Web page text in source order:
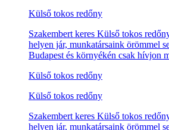
Külső tokos redőny
Szakembert keres Külső tokos
helyen jár, munkatársaink örömmel
Budapest és környékén csak hívjon
Külső tokos redőny
Külső tokos redőny
Szakembert keres Külső tokos
helyen jár, munkatársaink örömmel